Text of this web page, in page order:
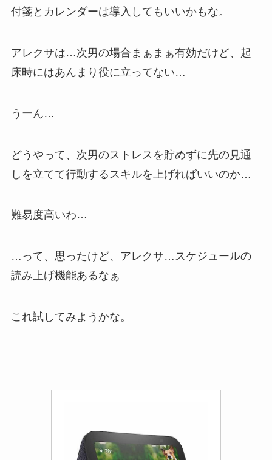
付箋とカレンダーは導入してもいいかもな。
アレクサは…次男の場合まぁまぁ有効だけど、起
床時にはあんまり役に立ってない…
うーん…
どうやって、次男のストレスを貯めずに先の見通
しを立てて行動するスキルを上げればいいのか…
難易度高いわ…
…って、思ったけど、アレクサ…スケジュールの
読み上げ機能あるなぁ
これ試してみようかな。